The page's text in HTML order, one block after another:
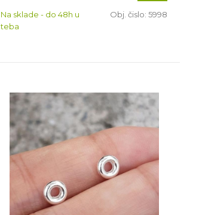
Na sklade - do 48h u
teba
Obj. čislo: 5998